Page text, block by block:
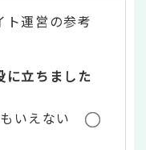
ト運営の参考
に立ちました
いえない